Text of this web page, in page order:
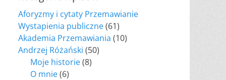
Aforyzmy i cytaty Przemawianie
Wystapienia publiczne(61)
Akademia Przemawiania (10)
Andrzej Różański (50)
Moje historie(8)
O mnie(6)